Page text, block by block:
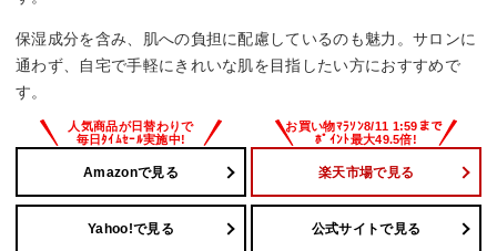
保湿成分を含み、肌への負担に配慮しているのも魅力。サロンに
通わず、自宅で手軽にきれいな肌を目指したい方におすすめで
す。
Amazonで見る 楽天市場で見る
Yahoo!で見る 公式サイトで見る